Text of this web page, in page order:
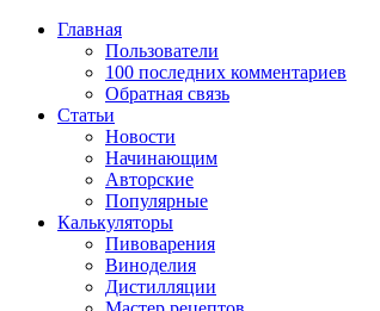
Главная
Пользователи
100 последних комментариев
Обратная связь
Статьи
Новости
Начинающим
Авторские
Популярные
Калькуляторы
Пивоварения
Виноделия
Дистилляции